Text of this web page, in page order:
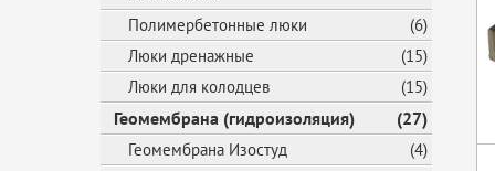
Полимербетонные люки
(6)
Люки дренажные
(15)
Люки для колодцев
(15)
Геомембрана (гидроизоляция) (27)
Геомембрана Изостуд
(4)